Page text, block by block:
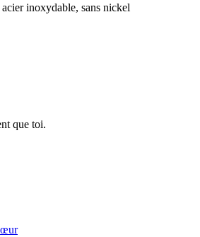
inoxydable, sans nickel
que toi.